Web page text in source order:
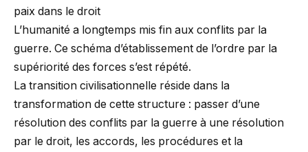
paix dans le droit
L’humanité a longtemps mis fin aux conflits par la
guerre. Ce schéma d’établissement de l’ordre par la
supériorité des forces s’est répété.
La transition civilisationnelle réside dans la
transformation de cette structure : passer d’une
résolution des conflits par la guerre à une résolution
par le droit, les accords, les procédures et la